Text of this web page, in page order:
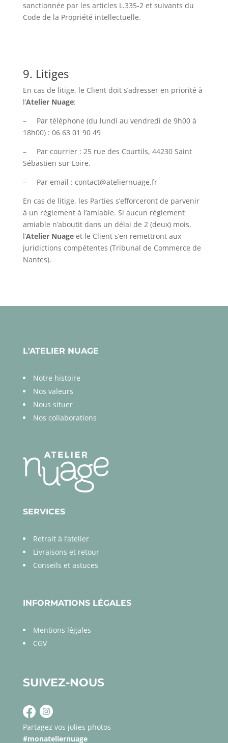
sanctionnée par les articles L.335-2 et suivants du
Code de la Propriété intellectuelle.
9. Litiges
En cas de litige, le Client doit s’adresser en priorité à
l’Atelier Nuage:
– Par téléphone (du lundi au vendredi de 9h00 à
18h00) : 06 63 01 90 49
– Par courrier : 25 rue des Courtils, 44230 Saint
Sébastien sur Loire.
– Par email : contact@ateliernuage.fr
En cas de litige, les Parties s’efforceront de parvenir
à un règlement à l’amiable. Si aucun règlement
amiable n’aboutit dans un délai de 2 (deux) mois,
l’Atelier Nuage et le Client s’en remettront aux
juridictions compétentes (Tribunal de Commerce de
Nantes).
L'ATELIER NUAGE
Notre histoire
Nos valeurs
Nous situer
Nos collaborations
SERVICES
Retrait à l’atelier
Livraisons et retour
Conseils et astuces
INFORMATIONS LÉGALES
Mentions légales
CGV
SUIVEZ-NOUS
Partagez vos jolies photos
#monateliernuage